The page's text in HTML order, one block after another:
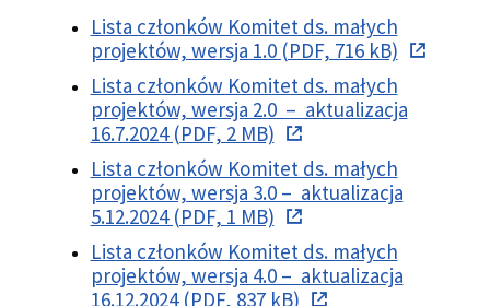
Lista członków Komitet ds. małych
projektów, wersja 1.0 (PDF, 716 kB)
Lista członków Komitet ds. małych
projektów, wersja 2.0 – aktualizacja
16.7.2024 (PDF, 2 MB)
Lista członków Komitet ds. małych
projektów, wersja 3.0 – aktualizacja
5.12.2024 (PDF, 1 MB)
Lista członków Komitet ds. małych
projektów, wersja 4.0 – aktualizacja
16.12.2024 (PDF, 837 kB)